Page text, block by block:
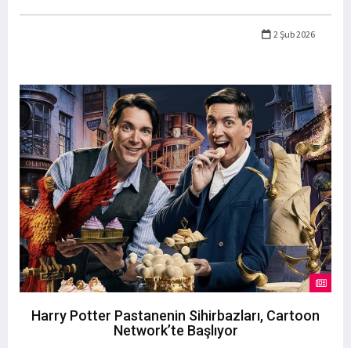
2 Şub 2026
Harry Potter Pastanenin Sihirbazları, Cartoon
Network’te Başlıyor